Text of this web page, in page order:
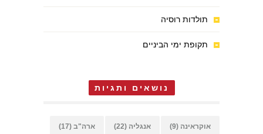
תולדות רוסיה
תקופת ימי הביניים
נושאים ותגיות
אוקראינה (9) אנגליה (22) ארה"ב (17)